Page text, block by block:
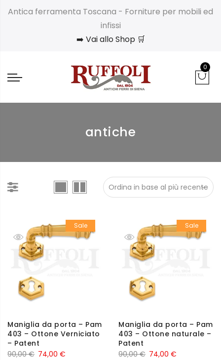
Antica ferramenta Toscana - Forniture per mobili ed
infissi
➡️ Vai allo Shop 🛒
0
antiche
Sale
Maniglia da porta – Pam
403 – Ottone Verniciato
– Patent
90,00€ 74,00 €
Sale
Maniglia da porta – Pam
403 – Ottone naturale –
Patent
90,00€ 74,00 €